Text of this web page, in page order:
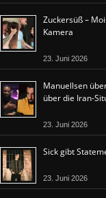
Zuckersüß –
Kamera
23. Juni 2026
Manuellsen
über die Iran-
23. Juni 2026
Sick gibt
23. Juni 2026